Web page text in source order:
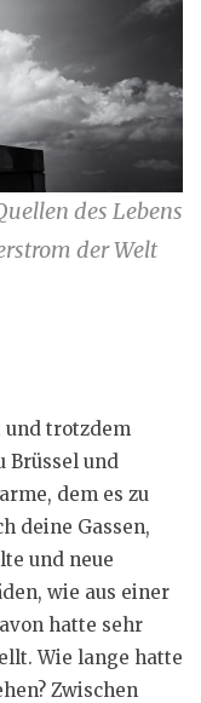
des Lebens
der Welt
und trotzdem
Brüssel und
dem es zu
deine Gassen,
und neue
wie aus einer
hatte sehr
Wie lange hatte
Zwischen